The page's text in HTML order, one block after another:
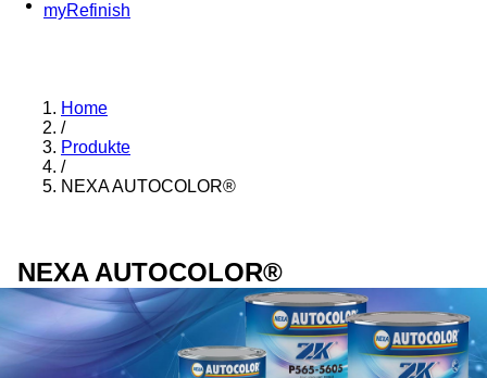
myRefinish
Home
/
Produkte
/
NEXA AUTOCOLOR®
NEXA AUTOCOLOR®